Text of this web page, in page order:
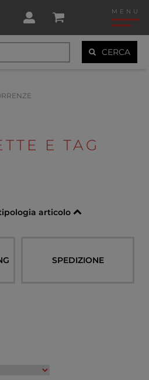
MENU
CERCA
E TAG
articolo
SPEDIZIONE